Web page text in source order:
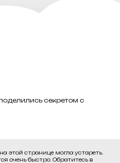
секретом с
этой странице могла устареть.
очень быстро. Обратитесь в